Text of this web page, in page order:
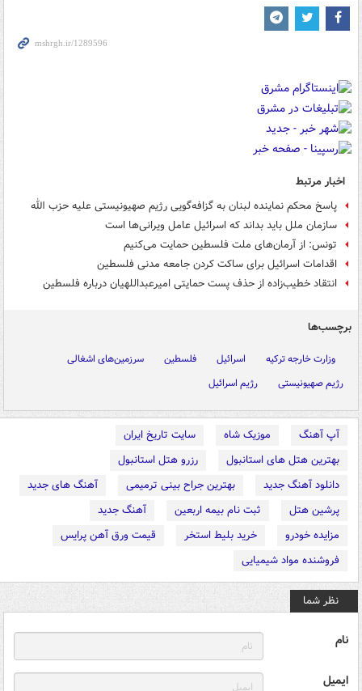
اخبار مرتبط
پاسخ محکم نماینده لبنان به گزافه‌گویی رژیم صهیونیستی علیه حزب الله
سازمان ملل باید بداند که اسرائیل عامل ویرانی‌ها است
تونس: از آرمان‌های ملت فلسطین حمایت می‌کنیم
اقدامات اسرائیل برای ساکت کردن جامعه مدنی فلسطین
انتقاد خطیب‌زاده از حذف پست حمایتی امیرعبداللهیان درباره فلسطین
برچسب‌ها
وزارت خارجه ترکیه اسرائیل فلسطین
سرزمین‌های اشغالی
رژیم صهیونیستی
رژیم اسرائیل
آپ آهنگ موزیک شاه
سایت تاریخ ایران
بهترین هتل های استانبول
رزرو هتل استانبول
دانلود آهنگ جدید
بهترین جراح بینی ترمیمی
آهنگ های جدید
پرشین هتل
ثبت نام بیمه اربعین
آهنگ جدید
مزایده خودرو
خرید بلیط استخر
قیمت ورق آهن پرایس
فروشنده مواد شیمیایی
نظر شما
نام
ایمیل